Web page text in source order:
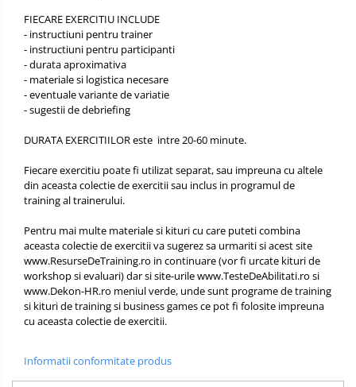
FIECARE EXERCITIU INCLUDE
- instructiuni pentru trainer
- instructiuni pentru participanti
- durata aproximativa
- materiale si logistica necesare
- eventuale variante de variatie
- sugestii de debriefing
DURATA EXERCITIILOR este intre 20-60 minute.
Fiecare exercitiu poate fi utilizat separat, sau impreuna cu altele
din aceasta colectie de exercitii sau inclus in programul de
training al trainerului.
Pentru mai multe materiale si kituri cu care puteti combina
aceasta colectie de exercitii va sugerez sa urmariti si acest site
www.ResurseDeTraining.ro in continuare (vor fi urcate kituri de
workshop si evaluari) dar si site-urilewww.TesteDeAbilitati.ro si
www.Dekon-HR.ro meniul verde, unde sunt programe de training
si kituri de training si business games ce pot fi folosite impreuna
cu aceasta colectie de exercitii.
Informatii conformitate produs